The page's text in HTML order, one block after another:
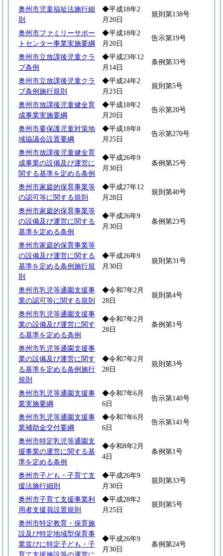
奥州市児童福祉法施行細
則
◆平成18年2
月20日
規則第138号
奥州市ファミリーサポー
トセンター事業実施要綱
◆平成18年2
月20日
告示第19号
奥州市立放課後児童クラ
ブ条例
◆平成23年12
月14日
条例第33号
奥州市立放課後児童クラ
ブ条例施行規則
◆平成24年2
月23日
規則第5号
奥州市放課後児童健全育
成事業実施要綱
◆平成18年2
月20日
告示第20号
奥州市要保護児童対策地
域協議会設置要綱
◆平成18年8
月25日
告示第270号
奥州市放課後児童健全育
成事業の設備及び運営に
関する基準を定める条例
◆平成26年9
月30日
条例第25号
奥州市家庭的保育事業等
の認可等に関する規則
◆平成27年12
月28日
規則第40号
奥州市家庭的保育事業等
の設備及び運営に関する
基準を定める条例
◆平成26年9
月30日
条例第23号
奥州市家庭的保育事業等
の設備及び運営に関する
基準を定める条例施行規
則
◆平成26年9
月30日
規則第31号
奥州市乳児等通園支援事
業の認可等に関する規則
◆令和7年2月
28日
規則第4号
奥州市乳児等通園支援事
業の設備及び運営に関す
る基準を定める条例
◆令和7年2月
28日
条例第1号
奥州市乳児等通園支援事
業の設備及び運営に関す
る基準を定める条例施行
規則
◆令和7年2月
28日
規則第3号
奥州市乳児等通園支援事
業実施要綱
◆令和7年6月
6日
告示第140号
奥州市乳児等通園支援事
業補助金交付要綱
◆令和7年6月
6日
告示第141号
奥州市特定乳児等通園支
援事業の運営に関する基
準を定める条例
◆令和8年2月
4日
条例第1号
奥州市子ども・子育て支
援法施行細則
◆平成26年9
月30日
規則第33号
奥州市子育て支援事業利
用者支援員設置規則
◆平成28年2
月25日
規則第5号
奥州市特定教育・保育施
設及び特定地域型保育事
業並びに特定子ども・子
◆平成26年9
月30日
条例第24号